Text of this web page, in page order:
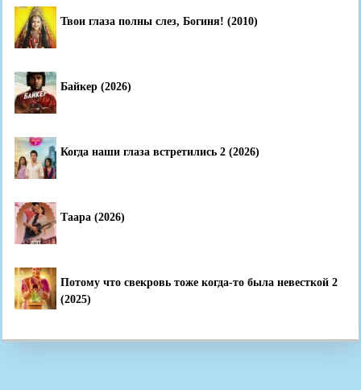
Твои глаза полны слез, Богиня! (2010)
Байкер (2026)
Когда наши глаза встретились 2 (2026)
Таара (2026)
Потому что свекровь тоже когда-то была невесткой 2
(2025)